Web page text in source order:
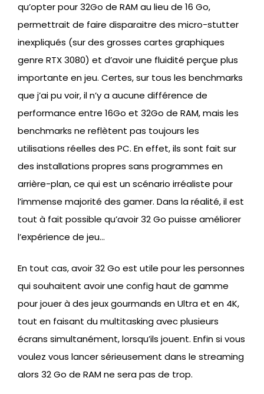
qu’opter pour 32Go de RAM au lieu de 16 Go,
permettrait de faire disparaitre des micro-stutter
inexpliqués (sur des grosses cartes graphiques
genre RTX 3080) et d’avoir une fluidité perçue plus
importante en jeu. Certes, sur tous les benchmarks
que j’ai pu voir, il n’y a aucune différence de
performance entre 16Go et 32Go de RAM, mais les
benchmarks ne reflètent pas toujours les
utilisations réelles des PC. En effet, ils sont fait sur
des installations propres sans programmes en
arrière-plan, ce qui est un scénario irréaliste pour
l’immense majorité des gamer. Dans la réalité, il est
tout à fait possible qu’avoir 32 Go puisse améliorer
l’expérience de jeu…
En tout cas, avoir 32 Go est utile pour les personnes
qui souhaitent avoir une config haut de gamme
pour jouer à des jeux gourmands en Ultra et en 4K,
tout en faisant du multitasking avec plusieurs
écrans simultanément, lorsqu’ils jouent. Enfin si vous
voulez vous lancer sérieusement dans le streaming
alors 32 Go de RAM ne sera pas de trop.